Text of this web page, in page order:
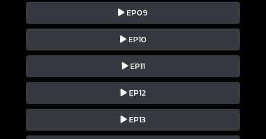
EP09
EP10
EP11
EP12
EP13